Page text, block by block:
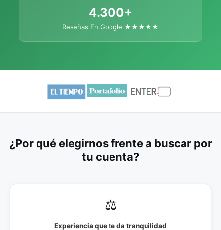
4.300+
Reseñas En Google ★★★★★
¿Por qué elegirnos frente a buscar por
tu cuenta?
⚖️
Experiencia que te da tranquilidad